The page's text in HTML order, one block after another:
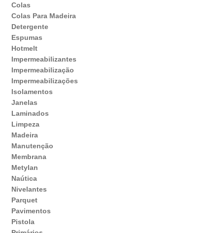
Colas
Colas Para Madeira
Detergente
Espumas
Hotmelt
Impermeabilizantes
Impermeabilização
Impermeabilizações
Isolamentos
Janelas
Laminados
Limpeza
Madeira
Manutenção
Membrana
Metylan
Naútica
Nivelantes
Parquet
Pavimentos
Pistola